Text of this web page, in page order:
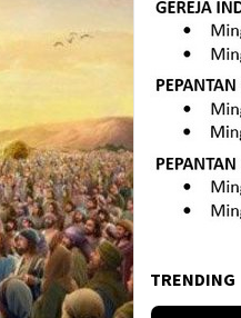
TRENDING